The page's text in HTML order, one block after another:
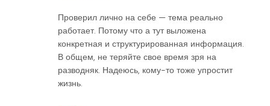
Проверил лично на себе — тема реально
работает. Потому что а тут выложена
конкретная и структурированная информация.
В общем, не теряйте свое время зря на
разводняк. Надеюсь, кому-то тоже упростит
жизнь.